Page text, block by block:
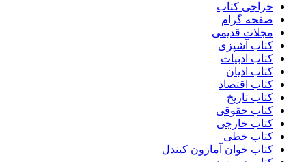
حراجی کتاب
صفحه گرام
مجلات قدیمی
کتاب آشپزی
کتاب ادبیات
کتاب ادیان
کتاب اقتصاد
کتاب تاریخ
کتاب حقوقی
کتاب خارجی
کتاب خطی
کتاب خوان آمازون کیندل